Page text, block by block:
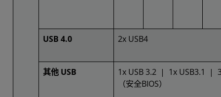
USB 4.0 2x USB4
其他 USB
1x USB 3.2 | 1x USB3.1 |
（安全BIOS）